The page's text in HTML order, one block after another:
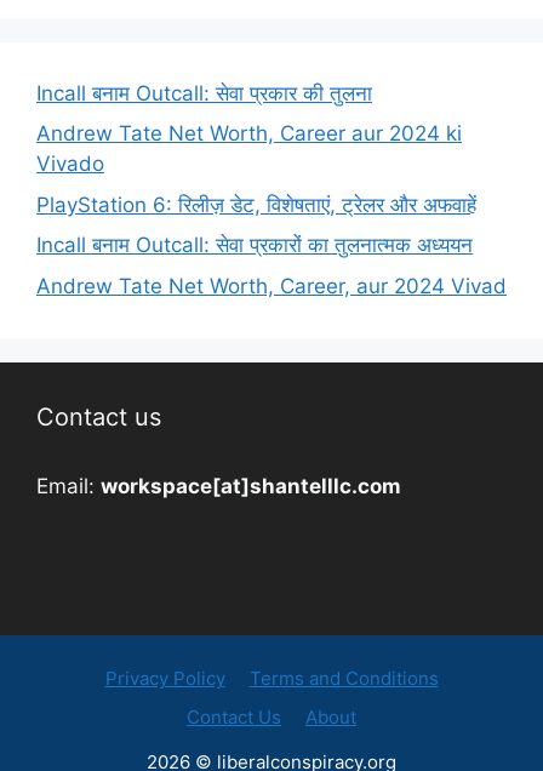
Incall बनाम Outcall: सेवा प्रकार की तुलना
Andrew Tate Net Worth, Career aur 2024 ki
Vivado
PlayStation 6: रिलीज़ डेट, विशेषताएं, ट्रेलर और अफवाहें
Incall बनाम Outcall: सेवा प्रकारों का तुलनात्मक अध्ययन
Andrew Tate Net Worth, Career, aur 2024 Vivad
Contact us
Email: workspace[at]shantelllc.com
Privacy Policy
Terms and Conditions
Contact Us
About
2026 © liberalconspiracy.org